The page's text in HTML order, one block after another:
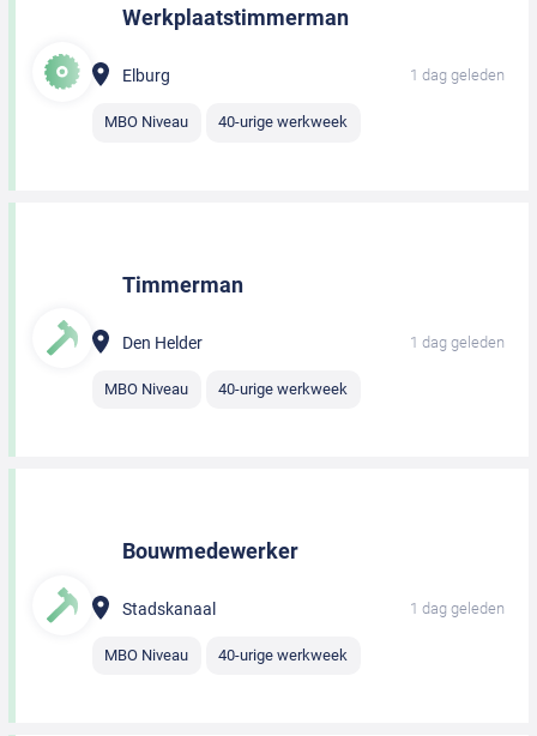
Werkplaatstimmerman
Elburg 1 dag geleden
MBO Niveau 40-urige werkweek
Timmerman
Den Helder 1 dag geleden
MBO Niveau 40-urige werkweek
Bouwmedewerker
Stadskanaal 1 dag geleden
MBO Niveau 40-urige werkweek